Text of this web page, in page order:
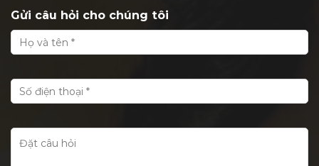
Gửi câu hỏi cho chúng tôi